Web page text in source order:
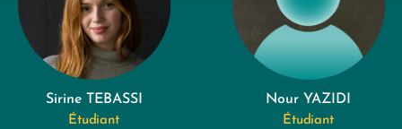
Sirine TEBASSI
Étudiant
Nour YAZIDI
Étudiant